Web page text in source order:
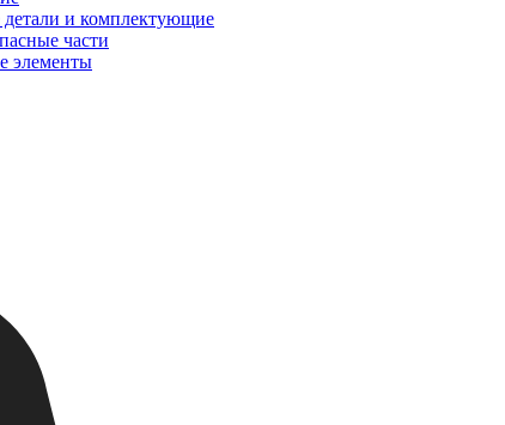
детали и комплектующие
части
элементы